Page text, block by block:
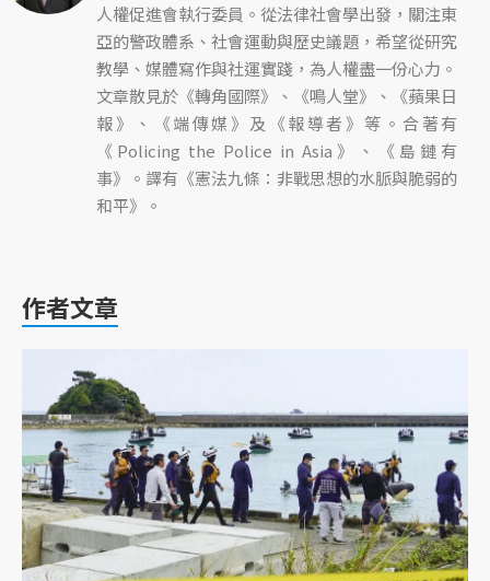
人權促進會執行委員。從法律社會學出發，關注東
亞的警政體系、社會運動與歷史議題，希望從研究
教學、媒體寫作與社運實踐，為人權盡一份心力。
文章散見於《轉角國際》、《鳴人堂》、《蘋果日
報》、《端傳媒》及《報導者》等。合著有
《Policing the Police in Asia》、《島鏈有
事》。譯有《憲法九條：非戰思想的水脈與脆弱的
和平》。
作者文章